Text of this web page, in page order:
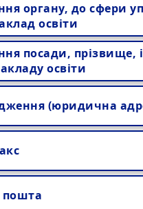
органу, до сфери
освіти
посади, прізвище,
освіти
(юридична
пошта